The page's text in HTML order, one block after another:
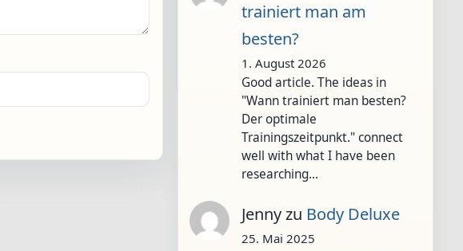
trainiert man am
besten?
1. August 2026
Good article. The ideas in
"Wann trainiert man besten?
Der optimale
Trainingszeitpunkt." connect
well with what I have been
researching…
Jennyzu Body Deluxe
25. Mai 2025